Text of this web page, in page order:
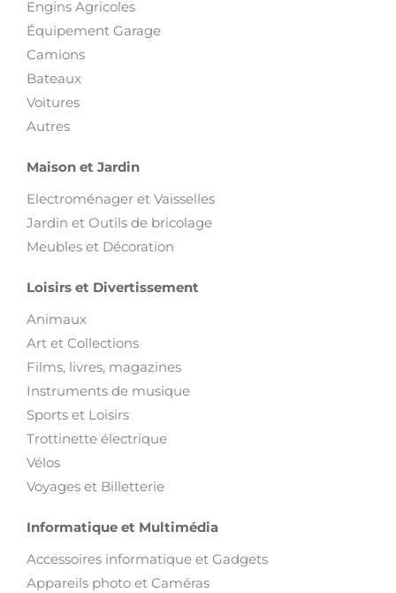
Engins Agricoles
Équipement Garage
Camions
Bateaux
Voitures
Autres
Maison et Jardin
Electroménager et Vaisselles
Jardin et Outils de bricolage
Meubles et Décoration
Loisirs et Divertissement
Animaux
Art et Collections
Films, livres, magazines
Instruments de musique
Sports et Loisirs
Trottinette électrique
Vélos
Voyages et Billetterie
Informatique et Multimédia
Accessoires informatique et Gadgets
Appareils photo et Caméras